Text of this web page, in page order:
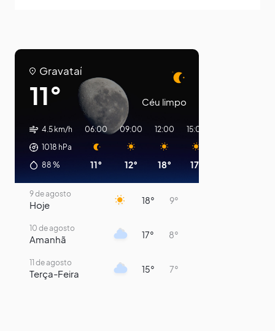
Gravataí
11° Céu limpo
4.5 km/h
1018 hPa
88 %
06:00
11°
09:00
12°
12:00
18°
15:00
17°
9 de agosto
Hoje 18° 9°
10 de agosto
Amanhã 17° 8°
11 de agosto
Terça-Feira 15° 7°